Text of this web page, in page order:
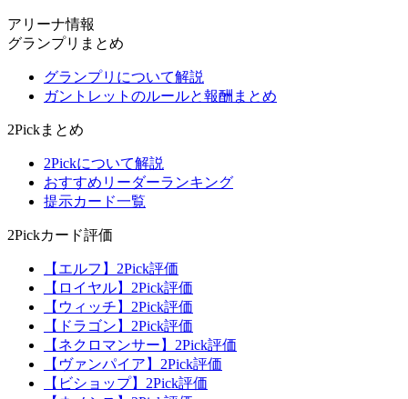
アリーナ情報
グランプリまとめ
グランプリについて解説
ガントレットのルールと報酬まとめ
2Pickまとめ
2Pickについて解説
おすすめリーダーランキング
提示カード一覧
2Pickカード評価
【エルフ】2Pick評価
【ロイヤル】2Pick評価
【ウィッチ】2Pick評価
【ドラゴン】2Pick評価
【ネクロマンサー】2Pick評価
【ヴァンパイア】2Pick評価
【ビショップ】2Pick評価